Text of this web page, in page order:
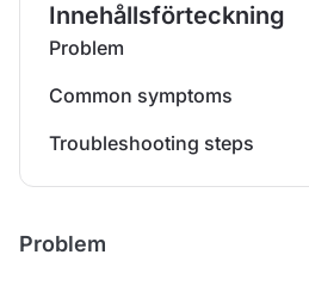
Innehållsförteckning
Problem
Common symptoms
Troubleshooting steps
Problem